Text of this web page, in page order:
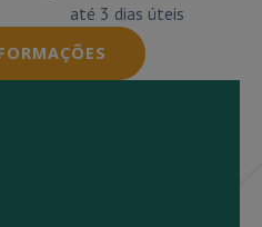
até 3 dias úteis